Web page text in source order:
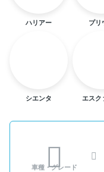
ハリアー プリ
シエンタ エスク
車種・グレード